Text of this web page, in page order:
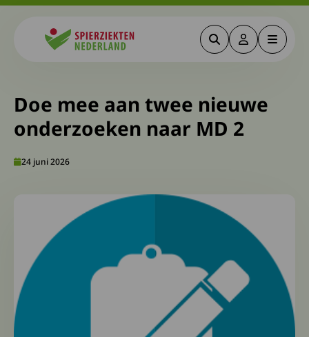
ZoekenDeze link
Menu
Doe mee aan twee nieuwe
onderzoeken naar MD 2
24 juni 2026